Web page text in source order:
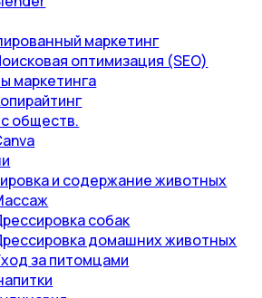
маркетинг
оптимизация (SEO)
маркетинга
обществ.
и содержание животных
собак
домашних животных
за питомцами